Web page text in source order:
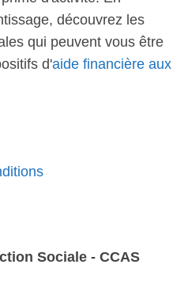
découvrez les
qui peuvent vous être
d'aide financière aux
Sociale - CCAS